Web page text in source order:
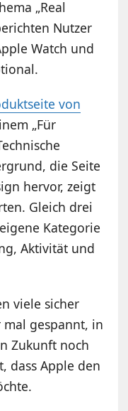
„Real
Nutzer
Watch und
von
„Für
die Seite
hervor, zeigt
Gleich drei
Kategorie
Aktivität und
viele sicher
gespannt, in
Zukunft noch
dass Apple den